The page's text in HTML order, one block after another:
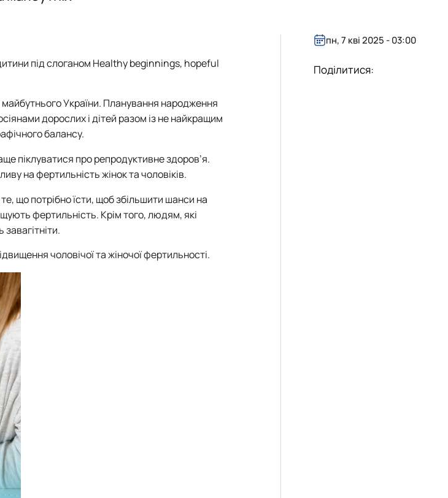
під слоганом Healthy beginnings, hopeful
України. Планування народження
дорослих і дітей разом із не найкращим
балансу.
піклуватися про репродуктивне здоров’я.
на фертильність жінок та чоловіків.
що потрібно їсти, щоб збільшити шанси на
фертильність. Крім того, людям, які
чоловічої та жіночої фертильності.
пн, 7 кві 2025 - 03:00
Поділитися: